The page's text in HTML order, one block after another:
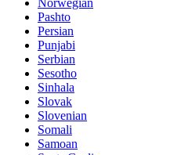
Norwegian
Pashto
Persian
Punjabi
Serbian
Sesotho
Sinhala
Slovak
Slovenian
Somali
Samoan